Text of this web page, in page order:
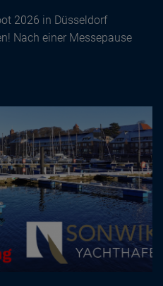
2026 in Düsseldorf
Nach einer Messepause